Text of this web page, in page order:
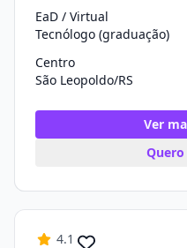
EaD / Virtual
Tecnólogo (graduação)
Centro
São Leopoldo/RS
Ver
4.1